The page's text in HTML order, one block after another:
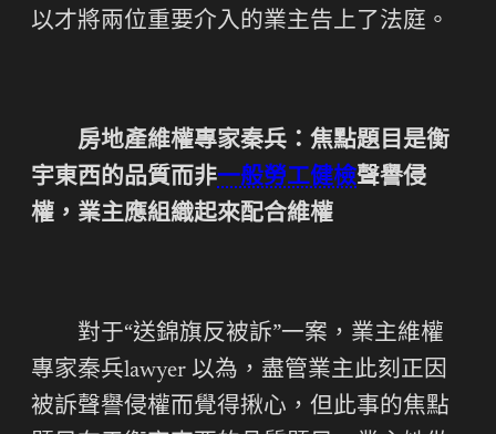
以才將兩位重要介入的業主告上了法庭。
房地產維權專家秦兵：焦點題目是衡
宇東西的品質而非一般勞工健檢聲譽侵
權，業主應組織起來配合維權
對于“送錦旗反被訴”一案，業主維權
專家秦兵lawyer 以為，盡管業主此刻正因
被訴聲譽侵權而覺得揪心，但此事的焦點